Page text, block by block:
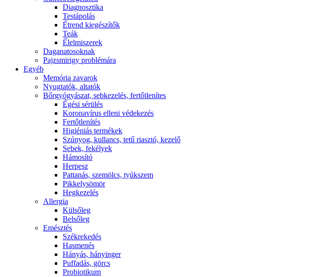
Diagnosztika
Testápolás
É́trend kiegészítők
Teák
É́lelmiszerek
Daganatosoknak
Pajzsmirigy problémára
Egyéb
Memória zavarok
Nyugtatók, altatók
Bőrgyógyászat, sebkezelés, fertőtlenítes
É́gési sérülés
Koronavírus elleni védekezés
Fertőtlenítés
Higiéniás termékek
Szúnyog, kullancs, tetű riasztó, kezelő
Sebek, fekélyek
Hámosító
Herpesz
Pattanás, szemölcs, tyúkszem
Pikkelysömör
Hegkezelés
Allergia
Külsőleg
Belsőleg
Emésztés
Székrekedés
Hasmenés
Hányás, hányinger
Puffadás, görcs
Probiotikum